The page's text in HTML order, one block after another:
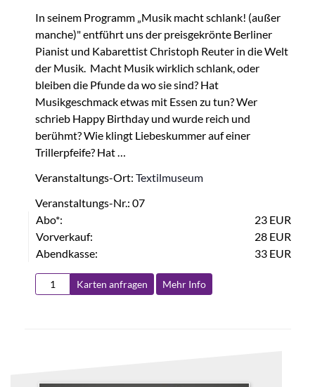
In seinem Programm „Musik macht schlank! (außer
manche)" entführt uns der preisgekrönte Berliner
Pianist und Kabarettist Christoph Reuter in die Welt
der Musik. Macht Musik wirklich schlank, oder
bleiben die Pfunde da wo sie sind? Hat
Musikgeschmack etwas mit Essen zu tun? Wer
schrieb Happy Birthday und wurde reich und
berühmt? Wie klingt Liebeskummer auf einer
Trillerpfeife? Hat …
Veranstaltungs-Ort: Textilmuseum
Veranstaltungs-Nr.: 07
Abo*:
23 EUR
Vorverkauf:
28 EUR
Abendkasse:
33 EUR
Karten anfragen Mehr Info